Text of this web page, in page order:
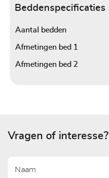
Beddenspecificaties
Aantal bedden
Afmetingen bed 1
Afmetingen bed 2
Vragen of interesse?